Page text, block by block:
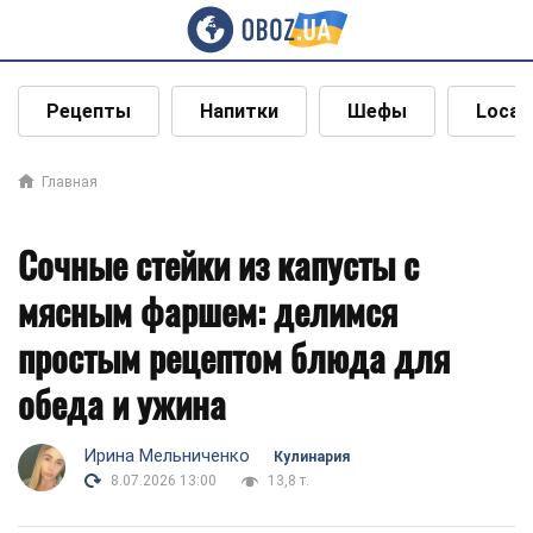
Рецепты Напитки Шефы Local
Главная
Сочные стейки из капусты с
мясным фаршем: делимся
простым рецептом блюда для
обеда и ужина
Ирина Мельниченко
Кулинария
8.07.2026 13:00
13,8 т.